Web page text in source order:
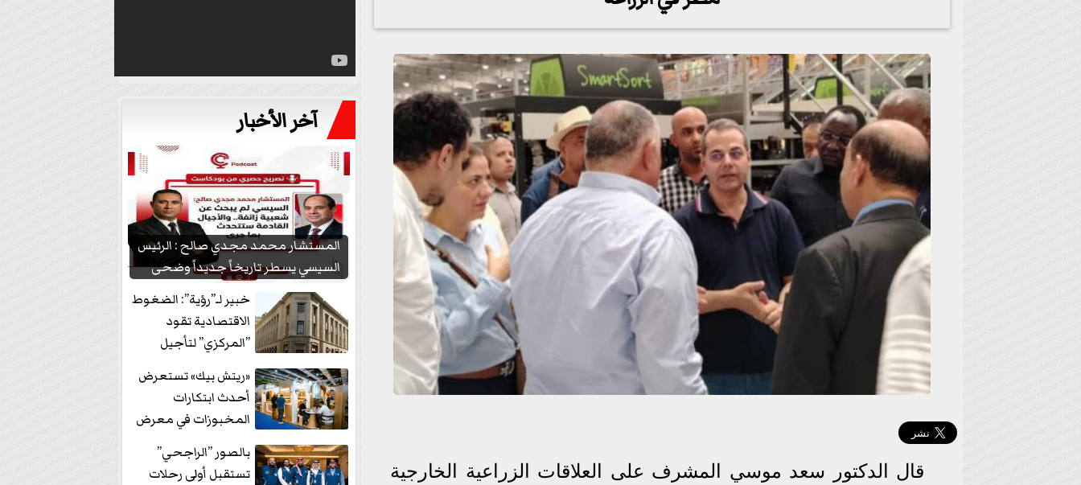
قال الدكتور سعد موسي المشرف على العلاقات الزراعية الخارجية
آخر الأخبار
المستشار محمد مجدي صالح : الرئيس
السيسي يسطر تاريخاً جديداً وضحى
بشعبيته...
خبير لـ”رؤية”: الضغوط
الاقتصادية تقود
”المركزي” لتأجيل
«ريتش بيك» تستعرض
أحدث ابتكارات
المخبوزات في معرض
منتجات...
بالصور ”الراجحي”
تستقبل أولى رحلات